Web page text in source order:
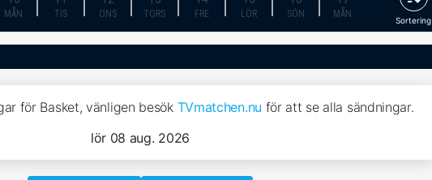
MÅN TIS ONS TORS FRE LÖR SÖN MÅN
Sortering
för Basket, vänligen besök TVmatchen.nu för att se alla sändningar.
lör 08 aug. 2026